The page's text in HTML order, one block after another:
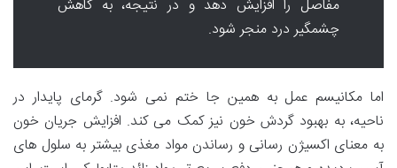
مفاصل را افزایش دهد و در نتیجه، به کاهش
چشمگیر درد منجر شود.
اما مکانیسم عمل به همین جا ختم نمی شود. گرمای پایدار در
ناحیه، به بهبود گردش خون نیز کمک می کند. افزایش جریان خون
به معنای اکسیژن رسانی و رساندن مواد مغذی بیشتر به سلول های